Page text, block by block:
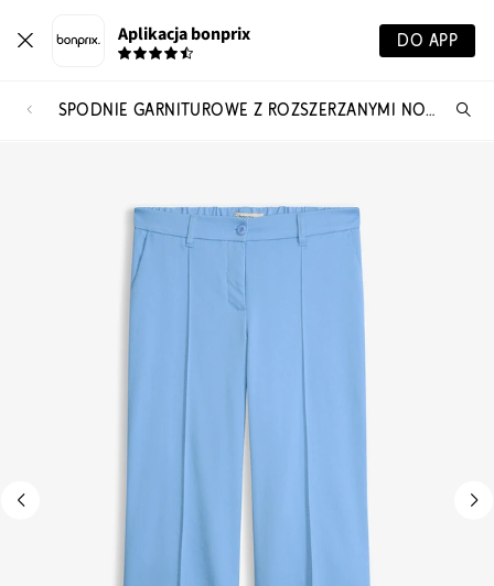
Aplikacja bonprix DO APP
SPODNIE GARNITUROWE Z ROZSZERZANYMI NOGAWKAMI